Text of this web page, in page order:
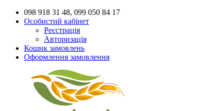
098 918 31 48, 099 050 84 17
Особистий кабінет
Реєстрація
Авторизація
Кошик замовлень
Оформлення замовлення